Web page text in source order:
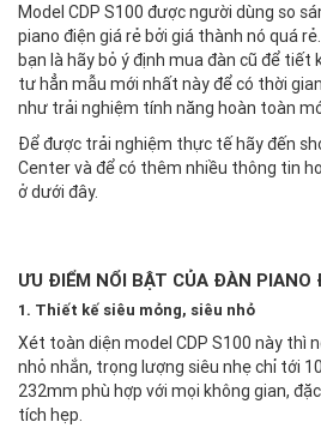
Model CDP S100 được người dùng so
piano điện giá rẻ bởi giá thành nó quá
bạn là hãy bỏ ý định mua đàn cũ để tiết
tư hẳn mẫu mới nhất này để có thời
như trải nghiệm tính năng hoàn toàn
Để được trải nghiệm thực tế hãy đến
Center và để có thêm nhiều thông tin
ở dưới đây.
ƯU ĐIỂM NỔI BẬT CỦA ĐÀN PIANO
1. Thiết kế siêu mỏng, siêu nhỏ
Xét toàn diện model CDP S100 này thì
nhỏ nhắn, trọng lượng siêu nhẹ chỉ tới
232mm phù hợp với mọi không gian,
tích hẹp.